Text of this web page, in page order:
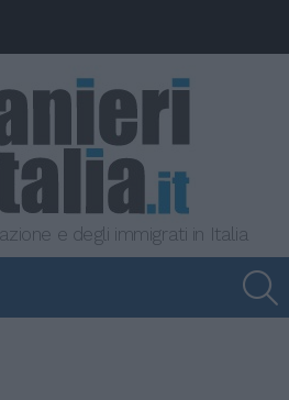
e degli immigrati in Italia